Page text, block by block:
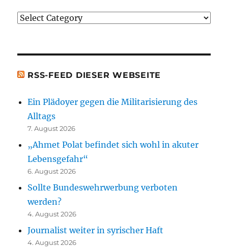
erwähnten
Justiz
RSS-FEED DIESER WEBSEITE
Ein Plädoyer gegen die Militarisierung des
Alltags
7. August 2026
„Ahmet Polat befindet sich wohl in akuter
Lebensgefahr“
6. August 2026
Sollte Bundeswehrwerbung verboten
werden?
4. August 2026
Journalist weiter in syrischer Haft
4. August 2026